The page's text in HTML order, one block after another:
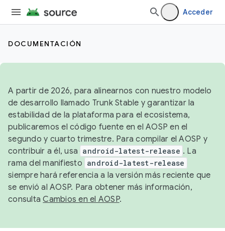
Acceder
DOCUMENTACIÓN
A partir de 2026, para alinearnos con nuestro modelo
de desarrollo llamado Trunk Stable y garantizar la
estabilidad de la plataforma para el ecosistema,
publicaremos el código fuente en el AOSP en el
segundo y cuarto trimestre. Para compilar el AOSP y
contribuir a él, usa android-latest-release . La
rama del manifiesto android-latest-release
siempre hará referencia a la versión más reciente que
se envió al AOSP. Para obtener más información,
consultaCambios en el AOSP.